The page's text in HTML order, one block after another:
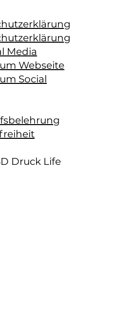
Media
Webseite
Social
Druck Life